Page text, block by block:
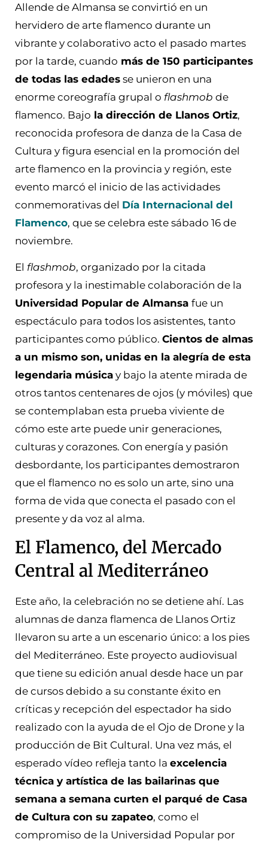
Allende de Almansa se convirtió en un
hervidero de arte flamenco durante un
vibrante y colaborativo acto el pasado martes
por la tarde, cuando más de 150 participantes
de todas las edades se unieron en una
enorme coreografía grupal o flashmob de
flamenco. Bajo la dirección de Llanos Ortiz,
reconocida profesora de danza de la Casa de
Cultura y figura esencial en la promoción del
arte flamenco en la provincia y región, este
evento marcó el inicio de las actividades
conmemorativas del Día Internacional del
Flamenco, que se celebra este sábado 16 de
noviembre.
El flashmob, organizado por la citada
profesora y la inestimable colaboración de la
Universidad Popular de Almansa fue un
espectáculo para todos los asistentes, tanto
participantes como público. Cientos de almas
a un mismo son, unidas en la alegría de esta
legendaria música y bajo la atente mirada de
otros tantos centenares de ojos (y móviles) que
se contemplaban esta prueba viviente de
cómo este arte puede unir generaciones,
culturas y corazones. Con energía y pasión
desbordante, los participantes demostraron
que el flamenco no es solo un arte, sino una
forma de vida que conecta el pasado con el
presente y da voz al alma.
El Flamenco, del Mercado
Central al Mediterráneo
Este año, la celebración no se detiene ahí. Las
alumnas de danza flamenca de Llanos Ortiz
llevaron su arte a un escenario único: a los pies
del Mediterráneo. Este proyecto audiovisual
que tiene su edición anual desde hace un par
de cursos debido a su constante éxito en
críticas y recepción del espectador ha sido
realizado con la ayuda de el Ojo de Drone y la
producción de Bit Cultural. Una vez más, el
esperado vídeo refleja tanto la excelencia
técnica y artística de las bailarinas que
semana a semana curten el parqué de Casa
de Cultura con su zapateo, como el
compromiso de la Universidad Popular por